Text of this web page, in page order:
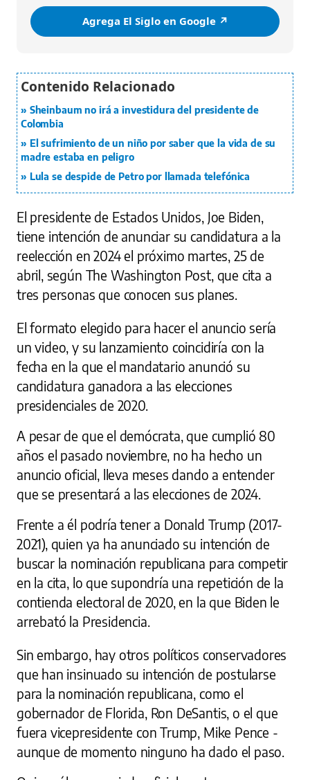
Agrega El Siglo en Google ↗️
Sheinbaum no irá a investidura del presidente de
Colombia
El sufrimiento de un niño por saber que la vida de su
madre estaba en peligro
Lula se despide de Petro por llamada telefónica
El presidente de Estados Unidos, Joe Biden,
tiene intención de anunciar su candidatura a la
reelección en 2024 el próximo martes, 25 de
abril, según The Washington Post, que cita a
tres personas que conocen sus planes.
El formato elegido para hacer el anuncio sería
un video, y su lanzamiento coincidiría con la
fecha en la que el mandatario anunció su
candidatura ganadora a las elecciones
presidenciales de 2020.
A pesar de que el demócrata, que cumplió 80
años el pasado noviembre, no ha hecho un
anuncio oficial, lleva meses dando a entender
que se presentará a las elecciones de 2024.
Frente a él podría tener a Donald Trump (2017-
2021), quien ya ha anunciado su intención de
buscar la nominación republicana para competir
en la cita, lo que supondría una repetición de la
contienda electoral de 2020, en la que Biden le
arrebató la Presidencia.
Sin embargo, hay otros políticos conservadores
que han insinuado su intención de postularse
para la nominación republicana, como el
gobernador de Florida, Ron DeSantis, o el que
fuera vicepresidente con Trump, Mike Pence -
aunque de momento ninguno ha dado el paso.